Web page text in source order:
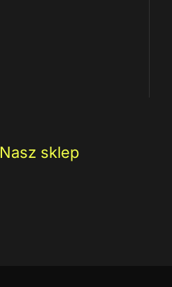
Nasz sklep